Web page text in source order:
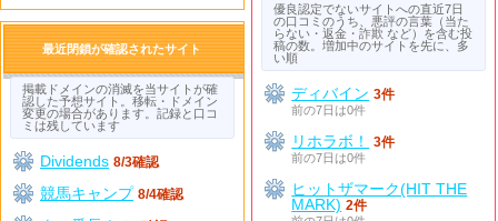
優良認定でないサイトへの直近7日
の口コミのうち、悪評の言葉（当た
らない・返金・詐欺 など）を含む投
稿の数。増加中のサイトを先に、多
い順
ディバイン 3件
前の7日は0件
リホラボ！
3件
前の7日は0件
ヒットザマーク(HIT THE
MARK) 2件
最近閉鎖が確認されたサイト
掲載ドメインの消滅を当サイトが確
認した予想サイト。移転・ドメイン
変更の場合があります。記録と口コ
ミは残しています
Dividends 8/3確認
競馬キャンプ 8/4確認